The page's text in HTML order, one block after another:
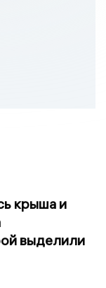
крыша и
выделили